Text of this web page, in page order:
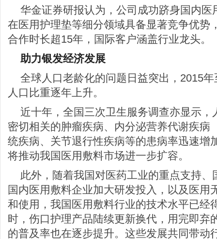
华金证券研报认为，公司成功跻身国内
在医用护理垫等细分领域具备显著竞争优势
合作时长超15年，国际客户涵盖行业龙头。
助力银发经济发展
全球人口老龄化的问题日益突出，2015
人口比重逐年上升。
近十年，全国三次卫生服务调查亦显示
密切相关的肿瘤疾病、内分泌营养代谢疾病
统疾病、关节退行性疾病等的患病率迅速增
将推动我国医用敷料市场进一步扩容。
此外，随着我国对医药工业的重点支持
国内医用敷料企业加大研发投入，以及医用
和使用，我国医用敷料行业的技术水平已经
时，伤口护理产品陆续更新换代，用完即弃
的普及率也在逐步提升。这些发展共同带动